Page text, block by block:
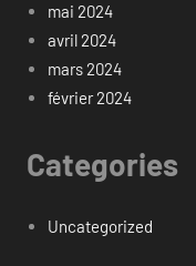
mai 2024
avril 2024
mars 2024
février 2024
Categories
Uncategorized